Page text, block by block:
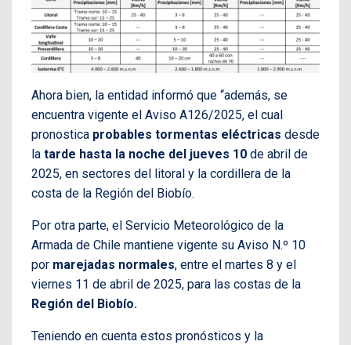
Ahora bien, la entidad informó que “además, se
encuentra vigente el Aviso A126/2025, el cual
pronostica probables tormentas eléctricas desde
la tarde hasta la noche del jueves 10 de abril de
2025, en sectores del litoral y la cordillera de la
costa de la Región del Biobío.
Por otra parte, el Servicio Meteorológico de la
Armada de Chile mantiene vigente su Aviso N.º 10
por marejadas normales, entre el martes 8 y el
viernes 11 de abril de 2025, para las costas de la
Región del Biobío.
Teniendo en cuenta estos pronósticos y la